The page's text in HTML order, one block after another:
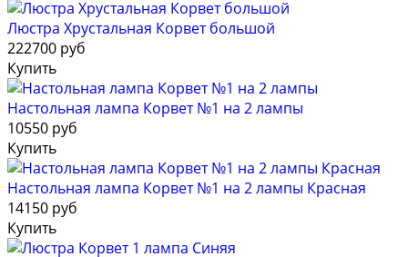
Люстра Хрустальная Корвет большой
222700 руб
Купить
Настольная лампа Корвет №1 на 2 лампы
10550 руб
Купить
Настольная лампа Корвет №1 на 2 лампы Красная
14150 руб
Купить